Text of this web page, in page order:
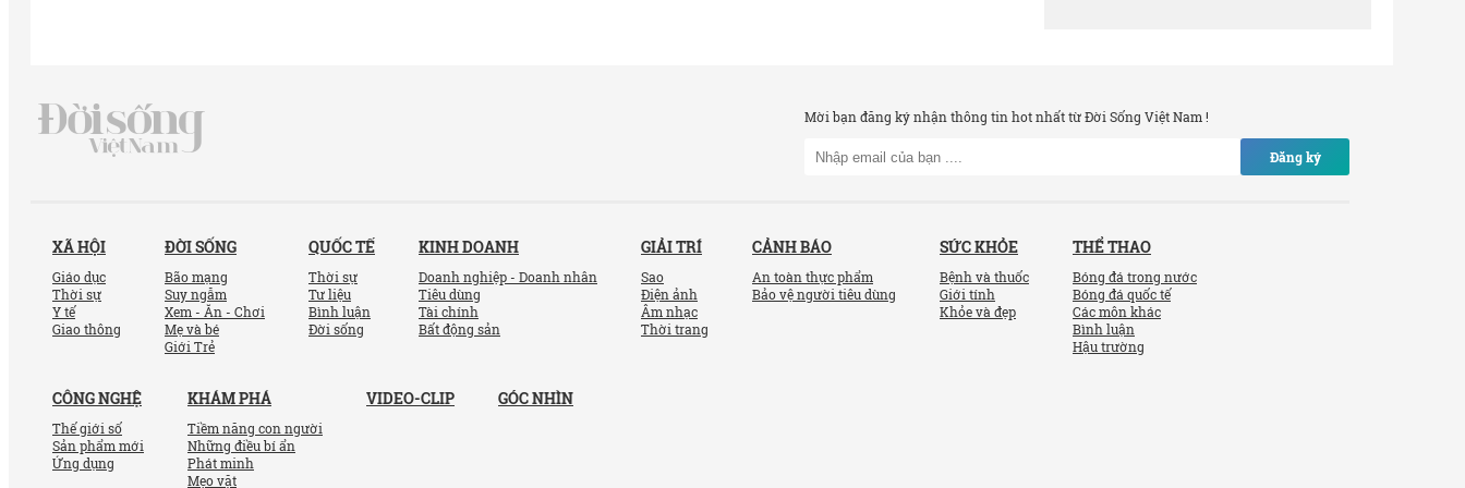
Mời bạn đăng ký nhận thông tin hot nhất từ Đời Sống Việt Nam !
Đăng ký
XÃ HỘI
Giáo dục
Thời sự
Y tế
Giao thông
ĐỜI SỐNG
Bão mạng
Suy ngẫm
Xem - Ăn - Chơi
Mẹ và bé
Giới Trẻ
QUỐC TẾ
Thời sự
Tư liệu
Bình luận
Đời sống
KINH DOANH
Doanh nghiệp - Doanh nhân
Tiêu dùng
Tài chính
Bất động sản
GIẢI TRÍ
Sao
Điện ảnh
Âm nhạc
Thời trang
CẢNH BÁO
An toàn thực phẩm
Bảo vệ người tiêu dùng
SỨC KHỎE
Bệnh và thuốc
Giới tính
Khỏe và đẹp
THỂ THAO
Bóng đá trong nước
Bóng đá quốc tế
Các môn khác
Bình luận
Hậu trường
CÔNG NGHỆ
Thế giới số
Sản phẩm mới
Ứng dụng
KHÁM PHÁ
Tiềm năng con người
Những điều bí ẩn
Phát minh
Mẹo vặt
VIDEO-CLIP GÓC NHÌN